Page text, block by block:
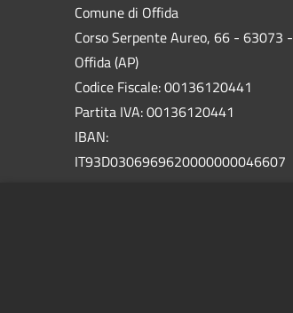
Comune di Offida
Corso Serpente Aureo, 66 - 63073 -
Offida (AP)
Codice Fiscale: 00136120441
Partita IVA: 00136120441
IBAN:
IT93D0306969620000000046607